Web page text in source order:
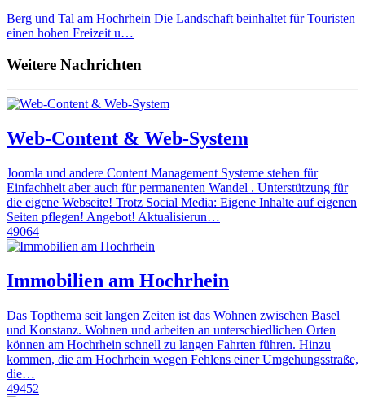
Berg und Tal am Hochrhein Die Landschaft beinhaltet für Touristen
einen hohen Freizeit u…
Weitere Nachrichten
Web-Content & Web-System
Joomla und andere Content Management Systeme stehen für
Einfachheit aber auch für permanenten Wandel . Unterstützung für
die eigene Webseite! Trotz Social Media: Eigene Inhalte auf eigenen
Seiten pflegen! Angebot! Aktualisierun…
49064
Immobilien am Hochrhein
Das Topthema seit langen Zeiten ist das Wohnen zwischen Basel
und Konstanz. Wohnen und arbeiten an unterschiedlichen Orten
können am Hochrhein schnell zu langen Fahrten führen. Hinzu
kommen, die am Hochrhein wegen Fehlens einer Umgehungsstraße,
die…
49452